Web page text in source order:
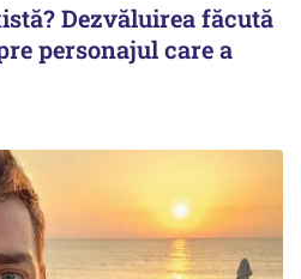
Dezvăluirea făcută
personajul care a